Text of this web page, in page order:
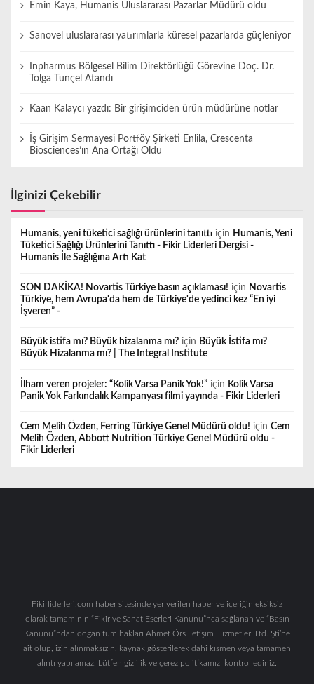
Emin Kaya, Humanis Uluslararası Pazarlar Müdürü oldu
Sanovel uluslararası yatırımlarla küresel pazarlarda güçleniyor
Inpharmus Bölgesel Bilim Direktörlüğü Görevine Doç. Dr.
Tolga Tunçel Atandı
Kaan Kalaycı yazdı: Bir girişimciden ürün müdürüne notlar
İş Girişim Sermayesi Portföy Şirketi Enlila, Crescenta
Biosciences’ın Ana Ortağı Oldu
İlginizi Çekebilir
Humanis, yeni tüketici sağlığı ürünlerini tanıttı için Humanis, Yeni
Tüketici Sağlığı Ürünlerini Tanıttı - Fikir Liderleri Dergisi -
Humanis İle Sağlığına Artı Kat
SON DAKİKA! Novartis Türkiye basın açıklaması! için Novartis
Türkiye, hem Avrupa'da hem de Türkiye'de yedinci kez “En iyi
İşveren” -
Büyük istifa mı? Büyük hizalanma mı? için Büyük İstifa mı?
Büyük Hizalanma mı? | The Integral Institute
İlham veren projeler: “Kolik Varsa Panik Yok!” için Kolik Varsa
Panik Yok Farkındalık Kampanyası filmi yayında - Fikir Liderleri
Cem Melih Özden, Ferring Türkiye Genel Müdürü oldu! için Cem
Melih Özden, Abbott Nutrition Türkiye Genel Müdürü oldu -
Fikir Liderleri
Fikirliderleri.com haber sitesinde yer verilen haber ve içeriğin eksiksiz
olarak tamamının “Fikir ve Sanat Eserleri Kanunu”nca sağlanan ve “Basın
Kanunu”ndan doğan tüm hakları Ahmet Örs İletişim Hizmetleri Ltd. Şti’ne
ait olup, izin alınmaksızın, kaynak gösterilerek dahi kısmen veya tamamen
alıntı yapılamaz. Lütfen gizlilik ve çerez politikamızı kontrol ediniz.